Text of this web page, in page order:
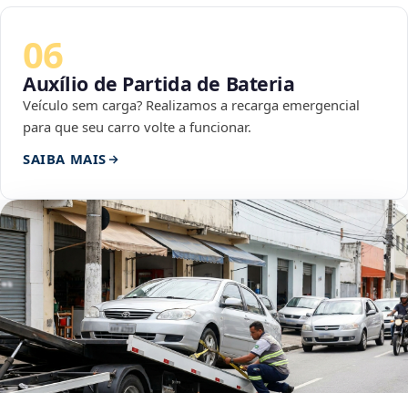
06
Auxílio de Partida de Bateria
Veículo sem carga? Realizamos a recarga emergencial
para que seu carro volte a funcionar.
SAIBA MAIS